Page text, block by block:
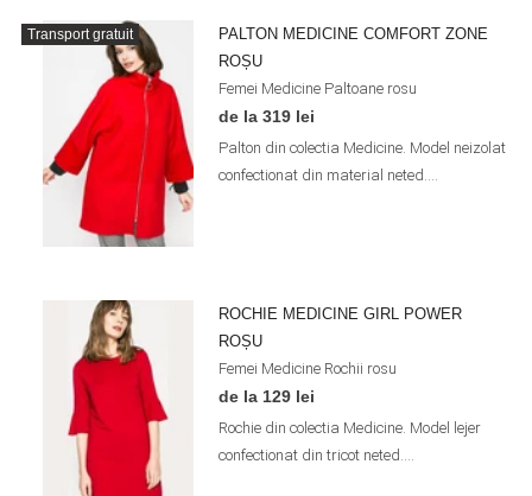
Transport gratuit
PALTON MEDICINE COMFORT ZONE
ROȘU
Femei Medicine Paltoane rosu
de la 319 lei
Palton din colectia Medicine. Model neizolat
confectionat din material neted....
ROCHIE MEDICINE GIRL POWER
ROȘU
Femei Medicine Rochii rosu
de la 129 lei
Rochie din colectia Medicine. Model lejer
confectionat din tricot neted....